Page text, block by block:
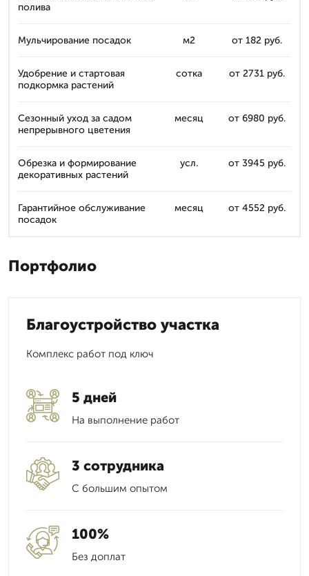
полива
Мульчирование посадок м2 от 182 руб.
Удобрение и стартовая
подкормка растений
сотка от 2731 руб.
Сезонный уход за садом
непрерывного цветения
месяц от 6980 руб.
Обрезка и формирование
декоративных растений
усл. от 3945 руб.
Гарантийное обслуживание
посадок
месяц от 4552 руб.
Портфолио
Благоустройство участка
Комплекс работ под ключ
5 дней
На выполнение работ
3 сотрудника
С большим опытом
100%
Без доплат